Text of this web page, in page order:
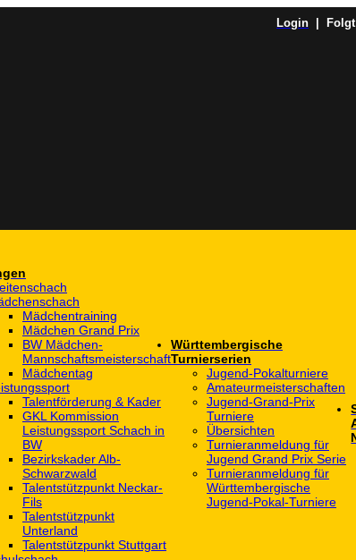
Login |
Mädchentraining
Mädchen Grand Prix
BW Mädchen-
Mannschaftsmeisterschaft
Mädchentag
Talentförderung & Kader
GKL Kommission
Leistungssport Schach in
BW
Bezirkskader Alb-
Schwarzwald
Talentstützpunkt Neckar-
Fils
Talentstützpunkt
Unterland
Talentstützpunkt Stuttgart
Württembergische
Turnierserien
Jugend-Pokalturniere
Amateurmeisterschaften
Jugend-Grand-Prix
Turniere
Übersichten
Turnieranmeldung für
Jugend Grand Prix Serie
Turnieranmeldung für
Württembergische
Jugend-Pokal-Turniere